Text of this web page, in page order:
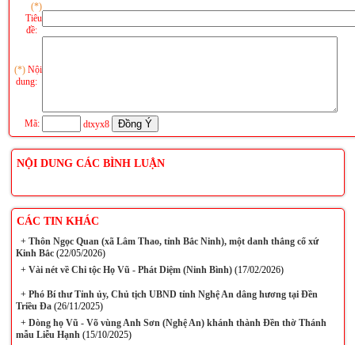
(*)
Tiêu
đề:
(*) Nội
dung:
Mã: dtxyx8
NỘI DUNG CÁC BÌNH LUẬN
CÁC TIN KHÁC
+Thôn Ngọc Quan (xã Lâm Thao, tỉnh Bắc Ninh), một danh thắng cổ xứ
Kinh Bắc(22/05/2026)
+Vài nét về Chi tộc Họ Vũ - Phát Diệm (Ninh Bình)(17/02/2026)
+Phó Bí thư Tỉnh ủy, Chủ tịch UBND tỉnh Nghệ An dâng hương tại Đền
Triều Đa(26/11/2025)
+Dòng họ Vũ - Võ vùng Anh Sơn (Nghệ An) khánh thành Đền thờ Thánh
mẫu Liễu Hạnh(15/10/2025)